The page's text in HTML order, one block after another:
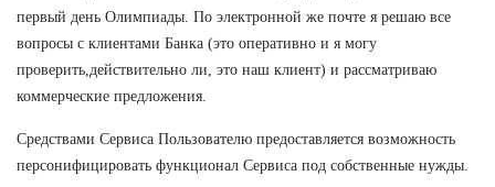
первый день Олимпиады. По электронной же почте я решаю все
вопросы с клиентами Банка (это оперативно и я могу
проверить,действительно ли, это наш клиент) и рассматриваю
коммерческие предложения.
Средствами Сервиса Пользователю предоставляется возможность
персонифицировать функционал Сервиса под собственные нужды.